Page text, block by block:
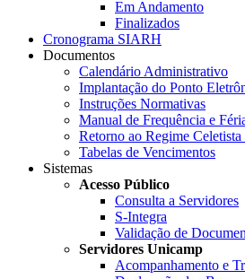
Em Andamento
Finalizados
Cronograma SIARH
Documentos
Calendário Administrativo
Implantação do Ponto
Instruções Normativas
Manual de Frequência e
Retorno ao Regime
Tabelas de Vencimentos
Sistemas
Acesso Público
Consulta a Servidores
S-Integra
Validação de
Servidores Unicamp
Acompanhamento e